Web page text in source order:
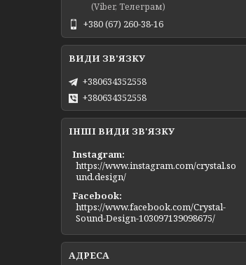
(Viber, Телеграм)
+380 (67) 260-38-16
+380634352558
+380634352558
ІНШІ ВИДИ ЗВ'ЯЗКУ
Instagram
https://www.instagram.com/crystal.so
und.design/
Facebook
https://www.facebook.com/Crystal-
Sound-Design-103097139098675/